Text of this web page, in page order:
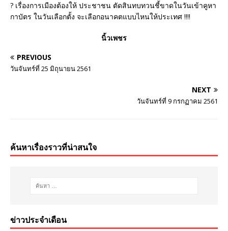
? เรื่องการเมืองต้องให้ ประชาชน ตัดสินทบทวนชี้ขาดในวันเข้าคูหา
กาบัตร ในวันเลือกตั้ง จะเลือกอนาคตแบบไหนให้ประเทศ !!!!
นิ้วเพชร
PREVIOUS
วันจันทร์ที่ 25 มิถุนายน 2561
NEXT
วันจันทร์ที่ 9 กรกฏาคม 2561
ค้นหาเรื่องราวที่น่าสนใจ
ข่าวประจำเดือน